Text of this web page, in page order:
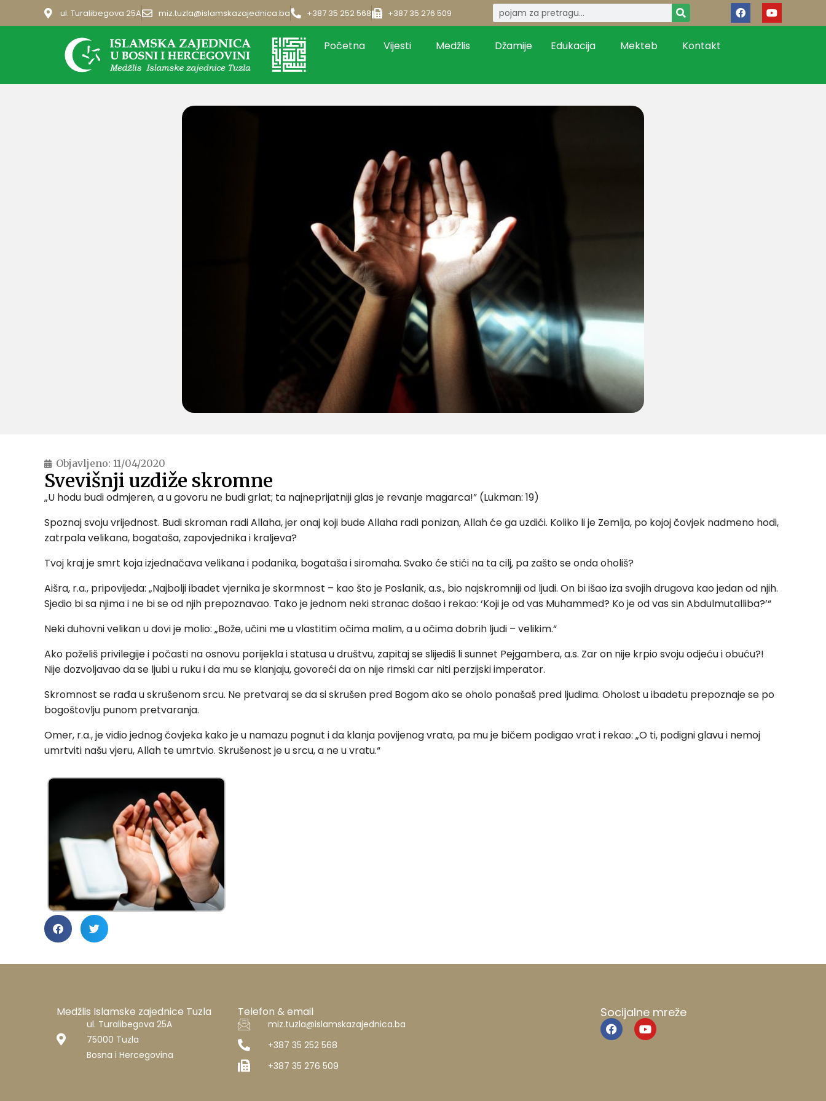
ul. Turalibegova 25A miz.tuzla@islamskazajednica.ba +387 35 252 568 +387 35 276 509
Početna Vijesti Medžlis Džamije Edukacija Mekteb Kontakt
Objavljeno: 11/04/2020
Svevišnji uzdiže skromne
„U hodu budi odmjeren, a u govoru ne budi grlat; ta najneprijatniji glas je revanje magarca!” (Lukman: 19)
Spoznaj svoju vrijednost. Budi skroman radi Allaha, jer onaj koji bude Allaha radi ponizan, Allah će ga uzdići. Koliko li je Zemlja, po kojoj čovjek nadmeno hodi,
zatrpala velikana, bogataša, zapovjednika i kraljeva?
Tvoj kraj je smrt koja izjednačava velikana i podanika, bogataša i siromaha. Svako će stići na ta cilj, pa zašto se onda oholiš?
Aišra, r.a., pripovijeda: „Najbolji ibadet vjernika je skormnost – kao što je Poslanik, a.s., bio najskromniji od ljudi. On bi išao iza svojih drugova kao jedan od njih.
Sjedio bi sa njima i ne bi se od njih prepoznavao. Tako je jednom neki stranac došao i rekao: ‘Koji je od vas Muhammed? Ko je od vas sin Abdulmutalliba?’“
Neki duhovni velikan u dovi je molio: „Bože, učini me u vlastitim očima malim, a u očima dobrih ljudi – velikim.“
Ako poželiš privilegije i počasti na osnovu porijekla i statusa u društvu, zapitaj se slijediš li sunnet Pejgambera, a.s. Zar on nije krpio svoju odjeću i obuću?!
Nije dozvoljavao da se ljubi u ruku i da mu se klanjaju, govoreći da on nije rimski car niti perzijski imperator.
Skromnost se rađa u skrušenom srcu. Ne pretvaraj se da si skrušen pred Bogom ako se oholo ponašaš pred ljudima. Oholost u ibadetu prepoznaje se po
bogoštovlju punom pretvaranja.
Omer, r.a., je vidio jednog čovjeka kako je u namazu pognut i da klanja povijenog vrata, pa mu je bičem podigao vrat i rekao: „O ti, podigni glavu i nemoj
umrtviti našu vjeru, Allah te umrtvio. Skrušenost je u srcu, a ne u vratu.“
Medžlis Islamske zajednice Tuzla
ul. Turalibegova 25A
75000 Tuzla
Bosna i Hercegovina
Telefon & email
miz.tuzla@islamskazajednica.ba
+387 35 252 568
+387 35 276 509
Socijalne mreže